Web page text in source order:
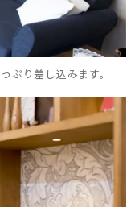
ぷり差し込みます。